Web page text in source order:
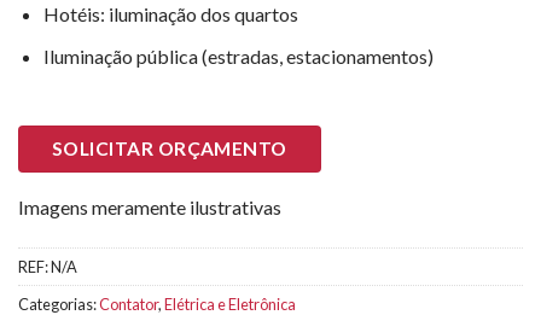
Hotéis: iluminação dos quartos
Iluminação pública (estradas, estacionamentos)
SOLICITAR ORÇAMENTO
Imagens meramente ilustrativas
REF:N/A
Categorias:Contator,Elétrica e Eletrônica